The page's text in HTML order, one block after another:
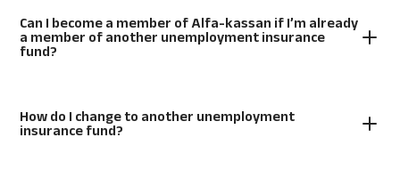
Can I become a member of Alfa-kassan if I’m already
a member of another unemployment insurance
fund?
How do I change to another unemployment
insurance fund?